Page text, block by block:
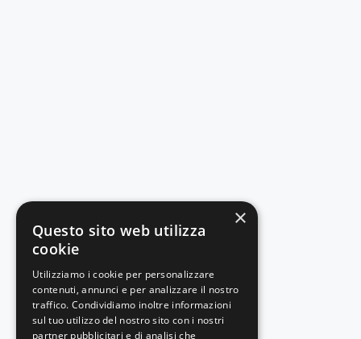
×
Questo sito web utilizza
cookie
Utilizziamo i cookie per personalizzare
contenuti, annunci e per analizzare il nostro
traffico. Condividiamo inoltre informazioni
sul tuo utilizzo del nostro sito con i nostri
partner pubblicitari e di analisi che